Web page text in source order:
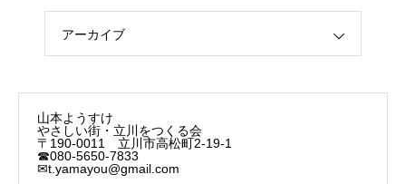
アーカイブ
山本ようすけ
やさしい街・立川をつくる会
〒190-0011 立川市高松町2-19-1
☎080-5650-7833
✉t.yamayou@gmail.com